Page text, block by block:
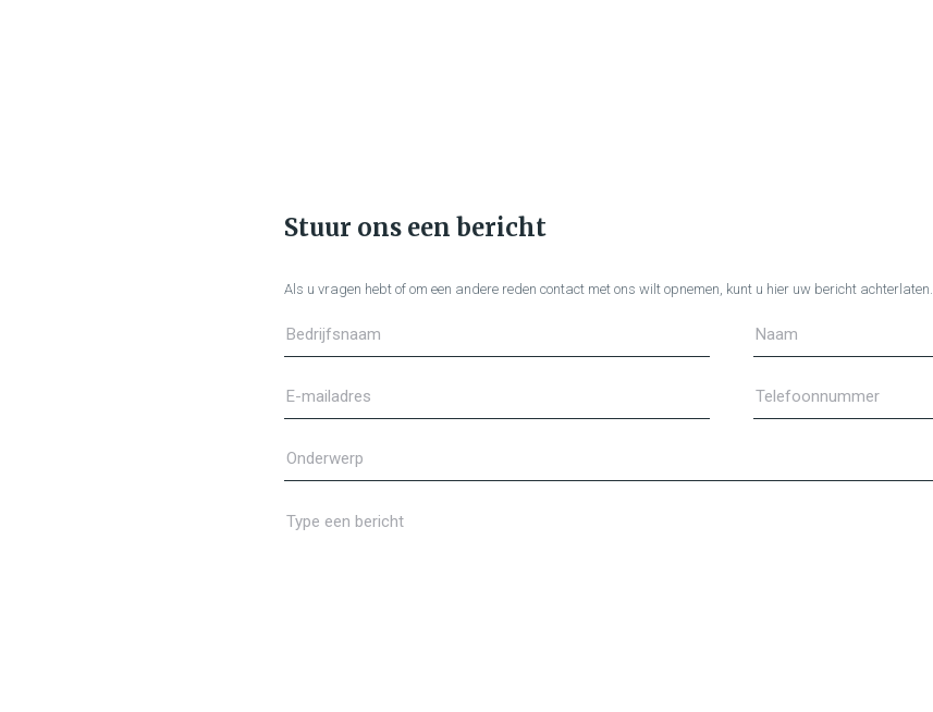
Stuur ons een bericht
Als u vragen hebt of om een andere reden contact met ons wilt opnemen, kunt u hier uw bericht achterlaten.